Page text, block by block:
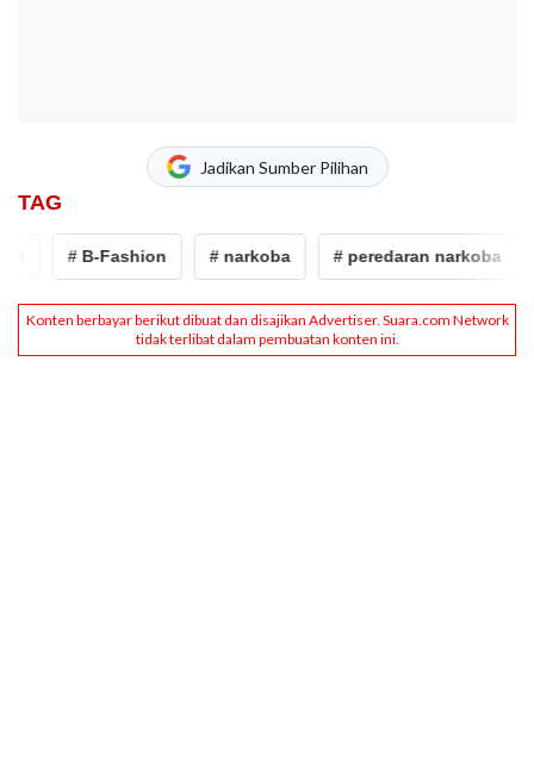
Jadikan Sumber Pilihan
TAG
# B-Fashion # narkoba # peredaran narkoba